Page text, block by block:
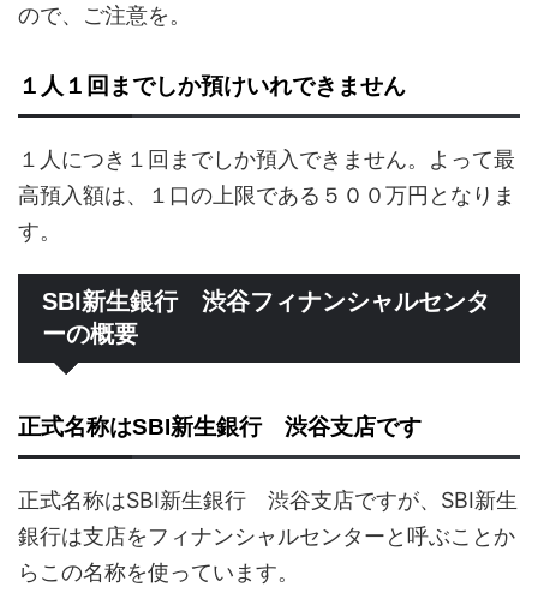
ので、ご注意を。
１人１回までしか預けいれできません
１人につき１回までしか預入できません。よって最
高預入額は、１口の上限である５００万円となりま
す。
SBI新生銀行 渋谷フィナンシャルセンタ
ーの概要
正式名称はSBI新生銀行 渋谷支店です
正式名称はSBI新生銀行 渋谷支店ですが、SBI新生
銀行は支店をフィナンシャルセンターと呼ぶことか
らこの名称を使っています。